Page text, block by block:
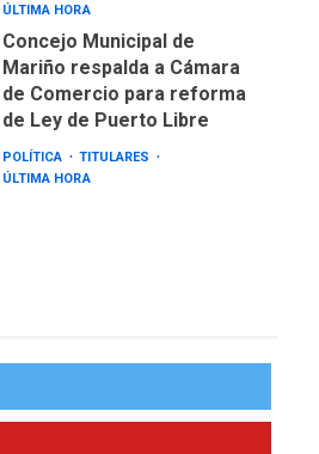
ÚLTIMA HORA
Concejo Municipal de
Mariño respalda a Cámara
de Comercio para reforma
de Ley de Puerto Libre
POLÍTICA
TITULARES
ÚLTIMA HORA
regional nos respaldaron